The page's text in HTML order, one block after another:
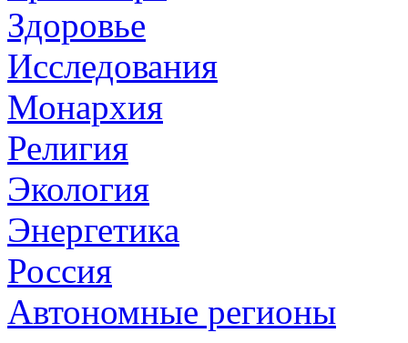
Здоровье
Исследования
Монархия
Религия
Экология
Энергетика
Россия
Автономные регионы